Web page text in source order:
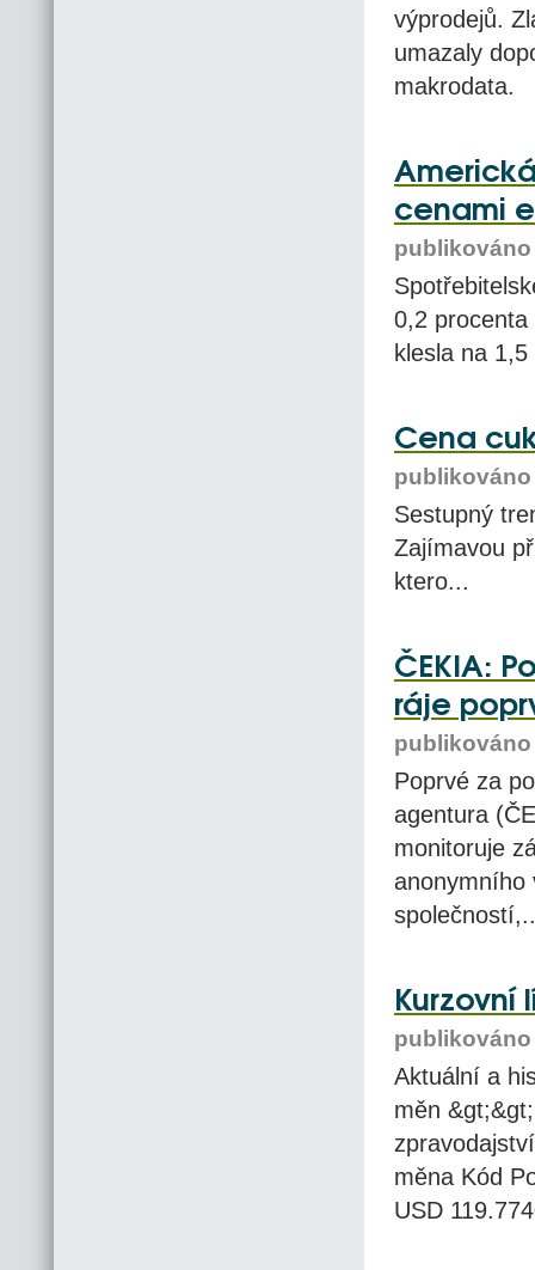
výprodejů.
umazaly
makrodata.
cenami
publikováno
0,2
klesla na
Cena
publikováno
Sestupný
Zajímavou
ktero...
ČEKIA:
ráje
publikováno
Poprvé za
agentura
monitoruje
anonymního
Kurzovní
publikováno
Aktuální a
měn
měna Kód
USD